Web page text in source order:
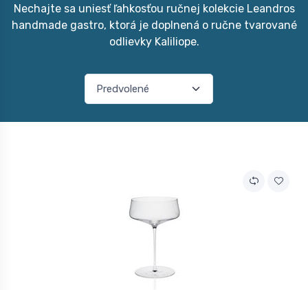
Nechajte sa uniesť ľahkosťou ručnej kolekcie Leandros
handmade gastro, ktorá je doplnená o ručne tvarované
odlievky Kaliliope.